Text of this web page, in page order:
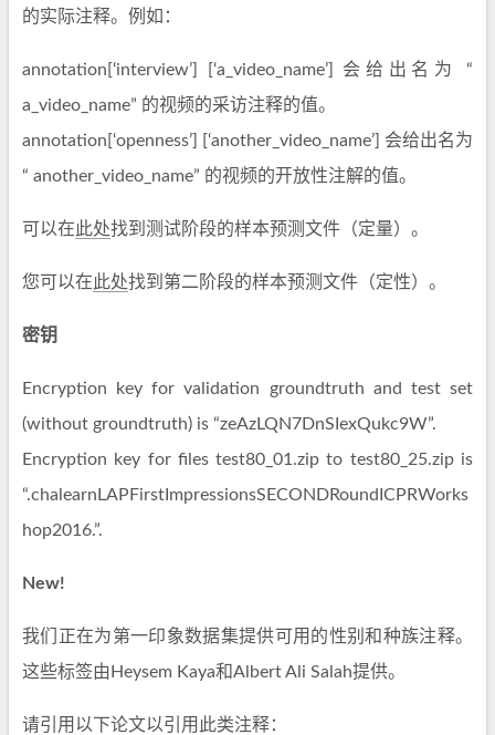
的实际注释。例如：
annotation[‘interview’] [‘a_video_name’] 会给出名为 “
a_video_name” 的视频的采访注释的值。
annotation[‘openness’] [‘another_video_name’] 会给出名为
“ another_video_name” 的视频的开放性注解的值。
可以在此处找到测试阶段的样本预测文件（定量）。
您可以在此处找到第二阶段的样本预测文件（定性）。
密钥
Encryption key for validation groundtruth and test set
(without groundtruth) is “zeAzLQN7DnSIexQukc9W”.
Encryption key for files test80_01.zip to test80_25.zip is
“.chalearnLAPFirstImpressionsSECONDRoundICPRWorks
hop2016.”.
New!
我们正在为第一印象数据集提供可用的性别和种族注释。
这些标签由Heysem Kaya和Albert Ali Salah提供。
请引用以下论文以引用此类注释：